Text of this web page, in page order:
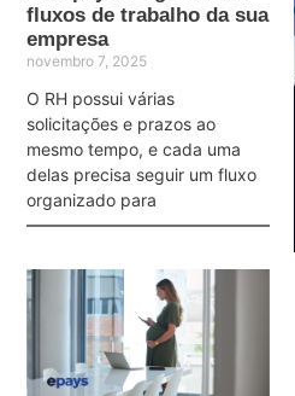
fluxos de trabalho da sua
empresa
novembro 7, 2025
O RH possui várias
solicitações e prazos ao
mesmo tempo, e cada uma
delas precisa seguir um fluxo
organizado para